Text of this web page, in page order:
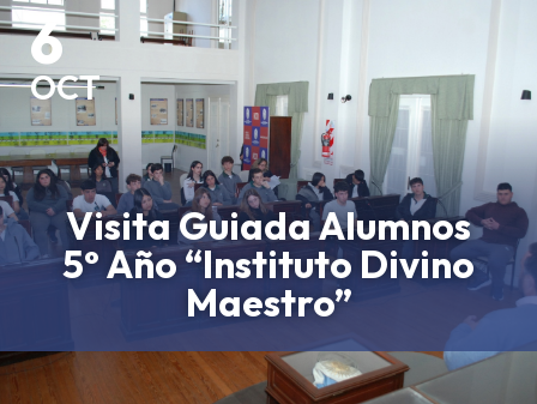
6
OCT
Visita Guiada Alumnos
5° Año “Instituto Divino
Maestro”